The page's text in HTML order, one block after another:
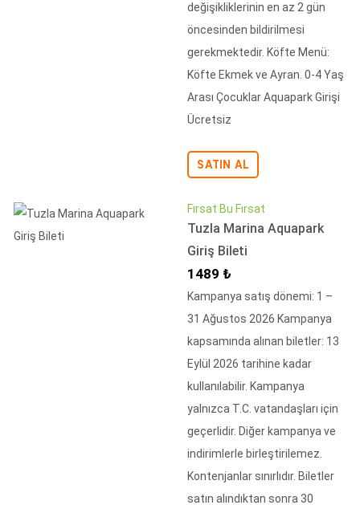
değişikliklerinin en az 2 gün
öncesinden bildirilmesi
gerekmektedir. Köfte Menü:
Köfte Ekmek ve Ayran. 0-4 Yaş
Arası Çocuklar Aquapark Girişi
Ücretsiz
SATIN AL
Fırsat Bu Fırsat
Tuzla Marina Aquapark
Giriş Bileti
İndirimli Fiyat
1489 ₺
Kampanya satış dönemi: 1 –
31 Ağustos 2026 Kampanya
kapsamında alınan biletler: 13
Eylül 2026 tarihine kadar
kullanılabilir. Kampanya
yalnızca T.C. vatandaşları için
geçerlidir. Diğer kampanya ve
indirimlerle birleştirilemez.
Kontenjanlar sınırlıdır. Biletler
satın alındıktan sonra 30